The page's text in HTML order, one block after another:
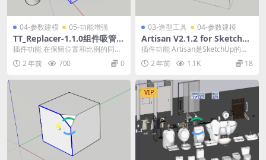
04-参数建模 05-功能增强
TT_Replacer-1.1.0组件吸管汉
化版
插件功能 在保留位置和比例的同时
替换组或组件。 使用说明 先选中要
替换的群组/组...
2 年前 700 0
03-造型工具 04-参数建模
Artisan V2.1.2 for SketchU
p2025雕刻大师中文绿色版
插件功能 Artisan是SketchUp的一
个辅助快速建模插件，拥有对选择
的面...2 年前 1.1K 18
VIP